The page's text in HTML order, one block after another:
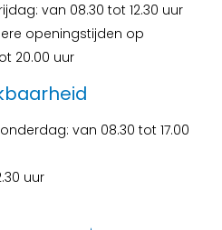
van 08.30 tot 12.30 uur
openingstijden op
20.00 uur
van 08.30 tot 17.00
uur